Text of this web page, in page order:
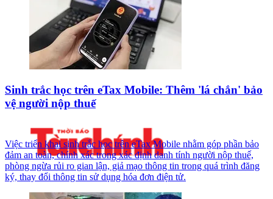
Sinh trắc học trên eTax Mobile: Thêm 'lá chắn' bảo
vệ người nộp thuế
Việc triển khai sinh trắc học trên eTax Mobile nhằm góp phần bảo
đảm an toàn, chính xác trong xác định danh tính người nộp thuế,
phòng ngừa rủi ro gian lận, giả mạo thông tin trong quá trình đăng
ký, thay đổi thông tin sử dụng hóa đơn điện tử.